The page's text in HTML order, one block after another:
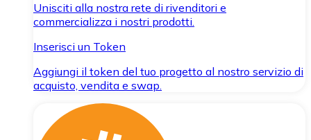
Unisciti alla nostra rete di rivenditori e
commercializza i nostri prodotti.
Inserisci un Token
Aggiungi il token del tuo progetto al nostro servizio di
acquisto, vendita e swap.